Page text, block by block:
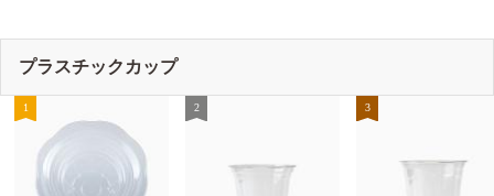
プラスチックカップ